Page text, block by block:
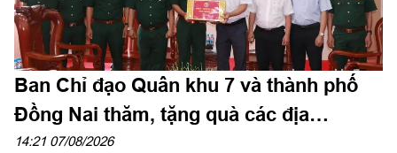
Ban Chỉ đạo Quân khu 7 và thành phố
Đồng Nai thăm, tặng quà các địa
phương hỗ trợ tìm kiếm, quy tập hài cốt
14:21 07/08/2026